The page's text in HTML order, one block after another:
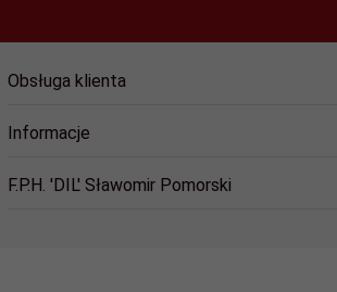
Obsługa klienta
Informacje
F.P.H. 'DIL' Sławomir Pomorski